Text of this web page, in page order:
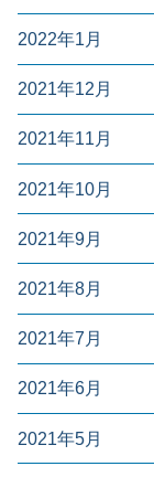
2022年1月
2021年12月
2021年11月
2021年10月
2021年9月
2021年8月
2021年7月
2021年6月
2021年5月